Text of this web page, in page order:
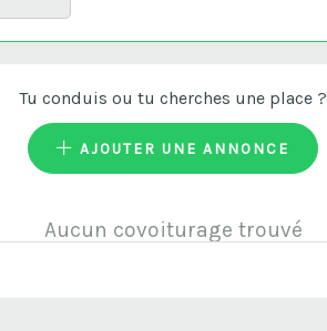
Tu conduis ou tu cherches une place ?
AJOUTER UNE ANNONCE
Aucun covoiturage trouvé